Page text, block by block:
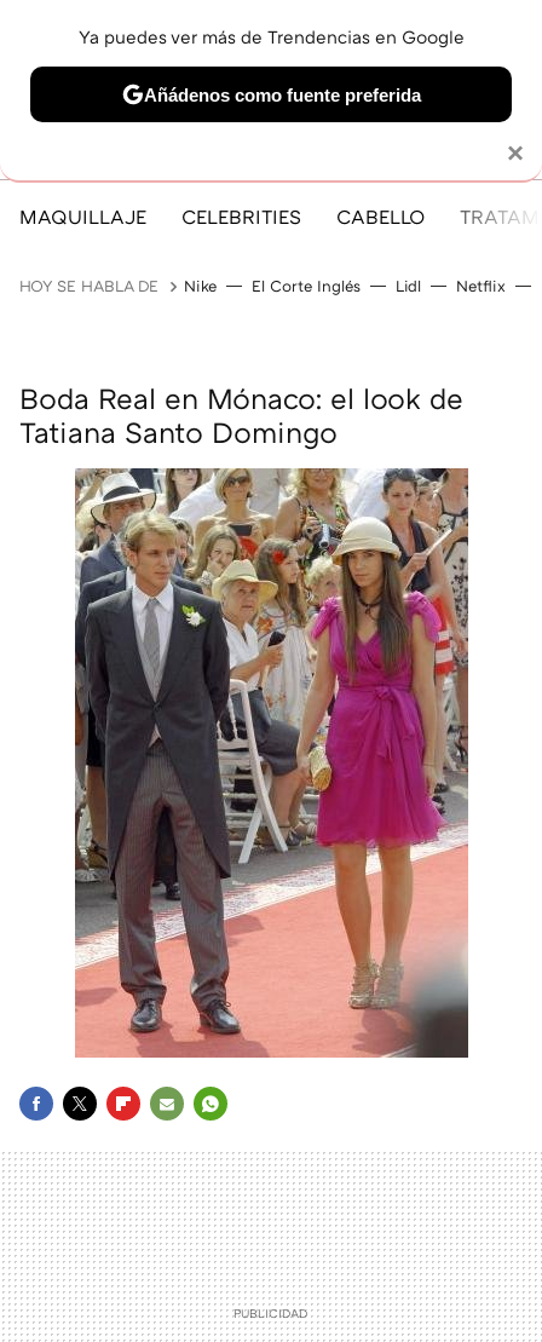
MAQUILLAJE CELEBRITIES CABELLO
HOY SE HABLA DE Nike El Corte Inglés Lidl Netflix
Boda Real en Mónaco: el look de
Tatiana Santo Domingo
MAIL
×
Ya puedes ver más de Trendencias en Google
Añádenos como fuente preferida